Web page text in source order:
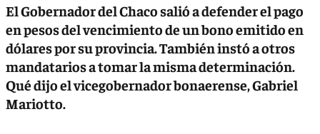
El Gobernador del Chaco salió a defender el pago
en pesos del vencimiento de un bono emitido en
dólares por su provincia. También instó a otros
mandatarios a tomar la misma determinación.
Qué dijo el vicegobernador bonaerense, Gabriel
Mariotto.